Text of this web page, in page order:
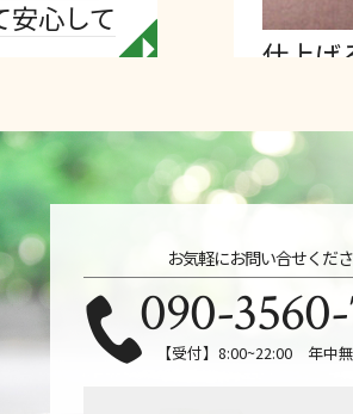
仕上げることにな
お気軽にお問い合せくだ
090-
【受付】8:00~22:00 年中